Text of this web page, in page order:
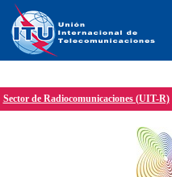
Sector de Radiocomunicaciones (UIT-R)